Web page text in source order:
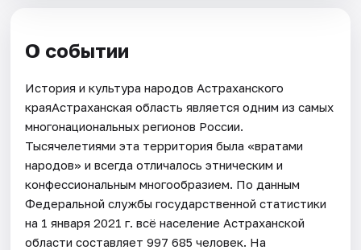
О событии
История и культура народов Астраханского
краяАстраханская область является одним из самых
многонациональных регионов России.
Тысячелетиями эта территория была «вратами
народов» и всегда отличалось этническим и
конфессиональным многообразием. По данным
Федеральной службы государственной статистики
на 1 января 2021 г. всё население Астраханской
области составляет 997 685 человек. На